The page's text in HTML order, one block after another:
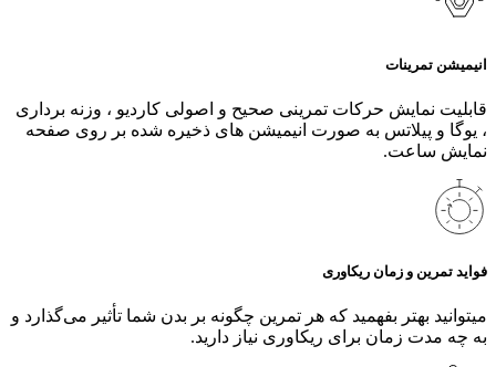
انیمیشن تمرینات
قابلیت نمایش حرکات تمرینی صحیح و اصولی کاردیو ، وزنه برداری
، یوگا و پیلاتس به صورت انیمیشن های ذخیره شده بر روی صفحه
نمایش ساعت.
فواید تمرین و زمان ریکاوری
میتوانید بهتر بفهمید که هر تمرین چگونه بر بدن شما تأثیر می‌گذارد و
به چه مدت زمان برای ریکاوری نیاز دارید.